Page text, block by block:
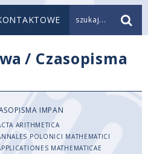
szukaj...
/ Czasopisma
IMPAN
ARITHMETICA
POLONICI MATHEMATICI
MATHEMATICAE